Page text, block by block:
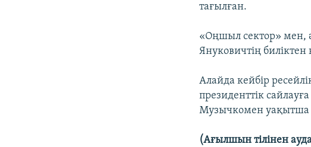
тағылған.
«Оңшыл сектор» мен,
Януковичтің биліктен
Алайда кейбір
президенттік
Музычкомен уақытша
(Ағылшын тілінен